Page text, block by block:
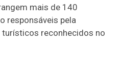
mais de 140
responsáveis pela
reconhecidos no